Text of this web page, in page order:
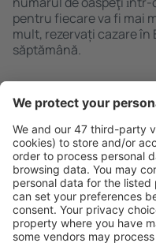
pentru fiecare va fi mai
mult, rezervați cazare în
săptămână.
Caută rapid şi
Ofertă adaptată
Planifică ȋn
Rezervare fără griji